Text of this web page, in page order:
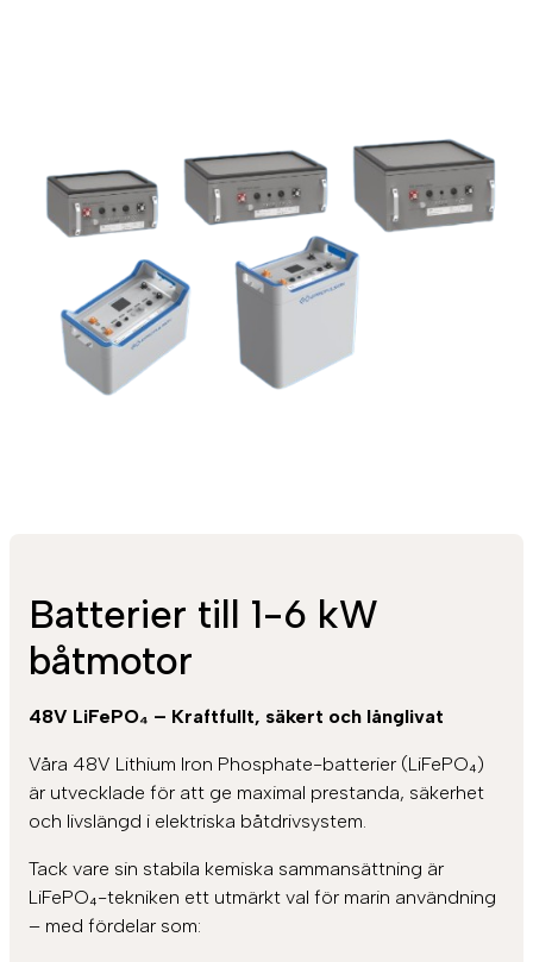
Batterier till 1-6 kW
båtmotor
48V LiFePO₄ – Kraftfullt, säkert och långlivat
Våra 48V Lithium Iron Phosphate-batterier (LiFePO₄)
är utvecklade för att ge maximal prestanda, säkerhet
och livslängd i elektriska båtdrivsystem.
Tack vare sin stabila kemiska sammansättning är
LiFePO₄-tekniken ett utmärkt val för marin användning
– med fördelar som: